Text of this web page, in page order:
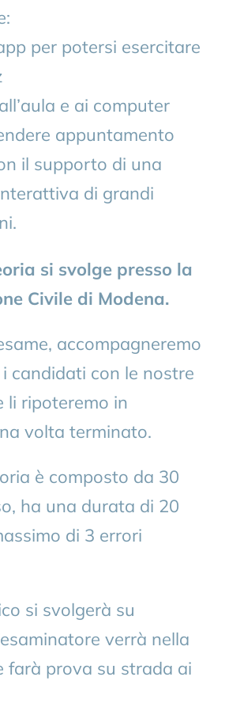
per potersi esercitare
e ai computer
appuntamento
il supporto di una
di grandi
si svolge presso la
Civile di Modena.
accompagneremo
candidati con le nostre
li ripoteremo in
volta terminato.
è composto da 30
ha una durata di 20
di 3 errori
si svolgerà su
verrà nella
farà prova su strada ai